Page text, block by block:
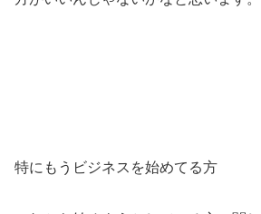
特にもうビジネスを始めてる方